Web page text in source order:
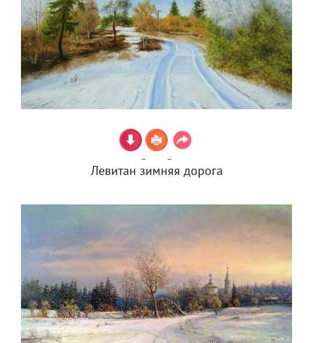
Левитан зимняя дорога